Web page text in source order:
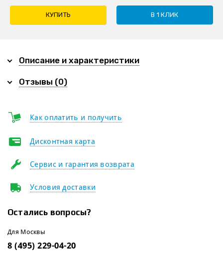
КУПИТЬ В 1 КЛИК
Описание и характеристики
Отзывы (0)
Как оплатить и получить
Дисконтная карта
Сервис и гарантия возврата
Условия доставки
Остались вопросы?
Для Москвы
8 (495) 229-04-20